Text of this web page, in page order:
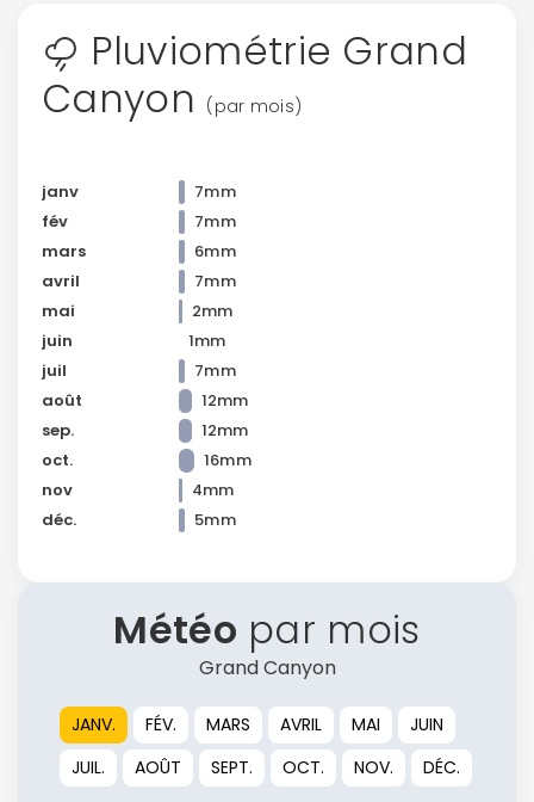
Pluviométrie Grand
Canyon (par mois)
janv
7mm
fév
7mm
mars
6mm
avril
7mm
mai
2mm
juin
1mm
juil
7mm
août
12mm
sep.
12mm
oct.
16mm
nov
4mm
déc.
5mm
Météo par mois
Grand Canyon
JANV. FÉV. MARS AVRIL MAI
JUIN
JUIL.
AOÛT SEPT. OCT. NOV. DÉC.